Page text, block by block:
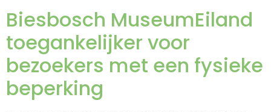
Biesbosch MuseumEiland
toegankelijker voor
bezoekers met een fysieke
beperking